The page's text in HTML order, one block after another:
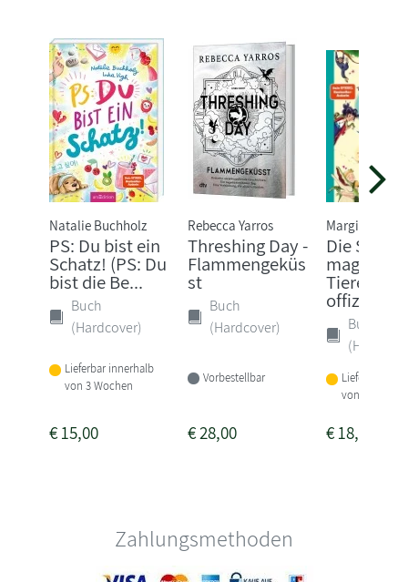
Natalie Buchholz
PS: Du bist ein
Schatz! (PS: Du
bist die Be...
Buch
(Hardcover)
Lieferbar innerhalb
von 3 Wochen
€15,00
Rebecca Yarros
Threshing Day -
Flammengeküs
st
Buch
(Hardcover)
Vorbestellbar
€28,00
Margit Auer
Die
Tiere - Das
offizi...
Buch
Lieferbar
von 3-4
€18,00
Zahlungsmethoden